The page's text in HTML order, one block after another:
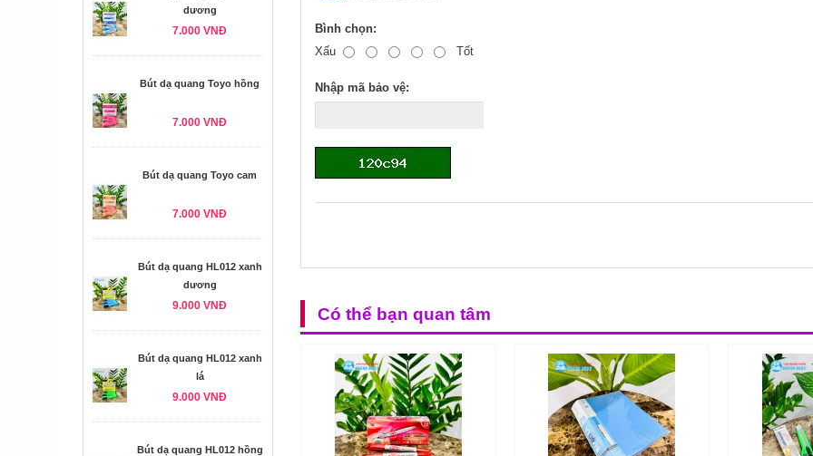
dương
7.000 VNĐ
Bút dạ quang Toyo hồng
7.000 VNĐ
Bút dạ quang Toyo cam
7.000 VNĐ
Bút dạ quang HL012 xanh
dương
9.000 VNĐ
Bút dạ quang HL012 xanh
lá
9.000 VNĐ
Bút dạ quang HL012 hồng
Bình chọn:
Xấu
Tốt
Nhập mã bảo vệ:
Có thể bạn quan tâm